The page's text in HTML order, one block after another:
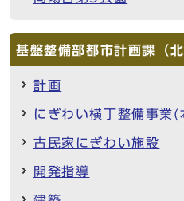
基盤整備部都市計画課（
計画
にぎわい横丁整備事業(
古民家にぎわい施設
開発指導